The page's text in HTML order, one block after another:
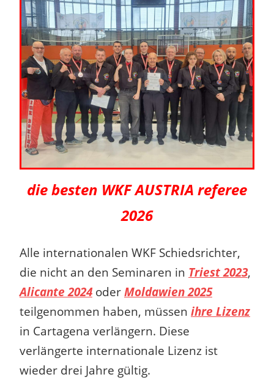
die besten WKF AUSTRIA referee
2026
Alle internationalen WKF Schiedsrichter,
die nicht an den Seminaren in Triest 2023,
Alicante 2024oder Moldawien 2025
teilgenommen haben, müssen ihre Lizenz
in Cartagena verlängern. Diese
verlängerte internationale Lizenz ist
wieder drei Jahre gültig.